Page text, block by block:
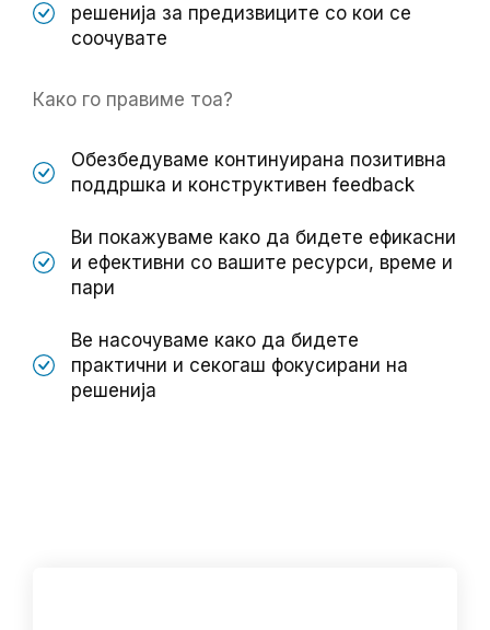
решенија за предизвиците со кои се
соочувате
Како го правиме тоа?
Обезбедуваме континуирана позитивна
поддршка и конструктивен feedback
Ви покажуваме како да бидете ефикасни
и ефективни со вашите ресурси, време и
пари
Ве насочуваме како да бидете
практични и секогаш фокусирани на
решенија